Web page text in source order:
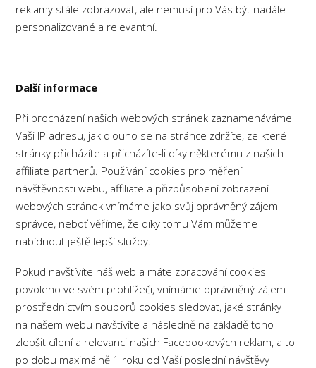
reklamy stále zobrazovat, ale nemusí pro Vás být nadále
personalizované a relevantní.
Další informace
Při procházení našich webových stránek zaznamenáváme
Vaši IP adresu, jak dlouho se na stránce zdržíte, ze které
stránky přicházíte a přicházíte-li díky některému z našich
affiliate partnerů. Používání cookies pro měření
návštěvnosti webu, affiliate a přizpůsobení zobrazení
webových stránek vnímáme jako svůj oprávněný zájem
správce, neboť věříme, že díky tomu Vám můžeme
nabídnout ještě lepší služby.
Pokud navštívíte náš web a máte zpracování cookies
povoleno ve svém prohlížeči, vnímáme oprávněný zájem
prostřednictvím souborů cookies sledovat, jaké stránky
na našem webu navštívíte a následně na základě toho
zlepšit cílení a relevanci našich Facebookových reklam, a to
po dobu maximálně 1 roku od Vaší poslední návštěvy